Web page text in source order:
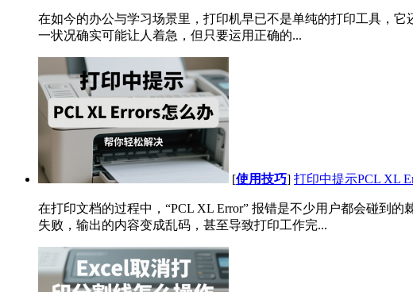
在如今的办公与学习场景里，打印机早已不是单纯的打印工具，
一状况确实可能让人着急，但只要运用正确的...
[使用技巧] 打印中提示PCL XL
在打印文档的过程中，“PCL XL Error” 报错是不少用户都会碰到
失败，输出的内容变成乱码，甚至导致打印工作完...